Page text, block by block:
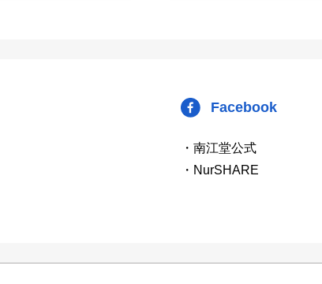
Facebook
・南江堂公式
・NurSHARE